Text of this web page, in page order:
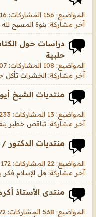
المواضيع: 156 المشاركات: 1,216
آخر مشاركة: بنوة المسيح
دراسات حول
حلبية
المواضيع: 108 المشاركات: 1,607
آخر مشاركة: الحشرات تأكل
منتديات الشيخ
المواضيع: 13 المشاركات: 233
آخر مشاركة: تناقض خطير
منتديات الدكتور
المواضيع: 22 المشاركات: 172
آخر مشاركة: هل الإسلام فكر
منتدى الأستاذ
المواضيع: 538 المشاركات: 1,172